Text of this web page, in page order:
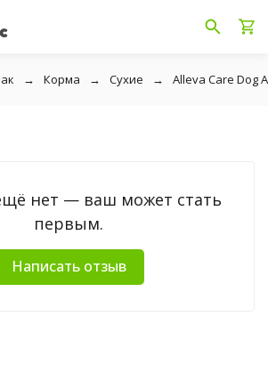
Корма Сухие Alleva Care Dog
нет — ваш может стать
первым.
Написать отзыв